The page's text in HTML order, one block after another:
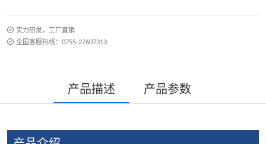
实力研发，工厂直销
全国客服热线：0755-27607313
产品描述 产品参数